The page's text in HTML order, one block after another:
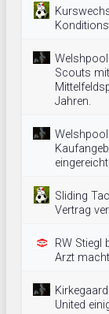
Scouts
Jahren.
eingereicht.
Sliding
Vertrag
RW Stiegl
Arzt
United